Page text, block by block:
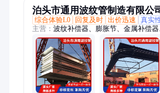
泊头市通用波纹管制造有限公
综合体验L0
回复及时 出价迅速 真实
主营： 波纹补偿器、膨胀节、金属补偿
金属补偿器、通风蝶阀、非金属膨胀节
门、橡胶软接头、风机软连接、不锈钢
星型卸料器、套筒补偿器、波纹管膨胀
伸缩节、织物膨胀节